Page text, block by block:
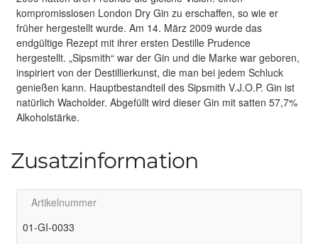
kompromisslosen London Dry Gin zu erschaffen, so wie er
früher hergestellt wurde. Am 14. März 2009 wurde das
endgültige Rezept mit ihrer ersten Destille Prudence
hergestellt. „Sipsmith“ war der Gin und die Marke war geboren,
inspiriert von der Destillierkunst, die man bei jedem Schluck
genießen kann. Hauptbestandteil des Sipsmith V.J.O.P. Gin ist
natürlich Wacholder. Abgefüllt wird dieser Gin mit satten 57,7%
Alkoholstärke.
Zusatzinformation
Artikelnummer
01-GI-0033